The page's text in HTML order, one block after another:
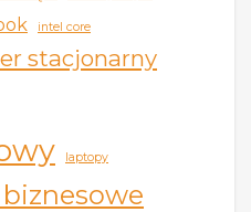
intel core
stacjonarny
laptopy